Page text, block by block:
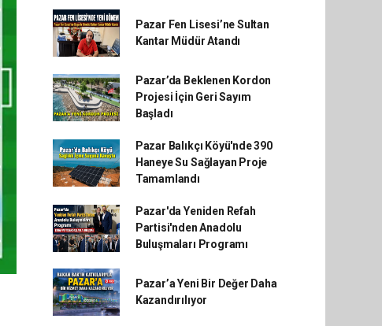
Pazar Fen Lisesi’ne Sultan
Kantar Müdür Atandı
Pazar’da Beklenen Kordon
Projesi İçin Geri Sayım
Başladı
Pazar Balıkçı Köyü'nde 390
Haneye Su Sağlayan Proje
Tamamlandı
Pazar'da Yeniden Refah
Partisi'nden Anadolu
Buluşmaları Programı
Pazar’a Yeni Bir Değer Daha
Kazandırılıyor